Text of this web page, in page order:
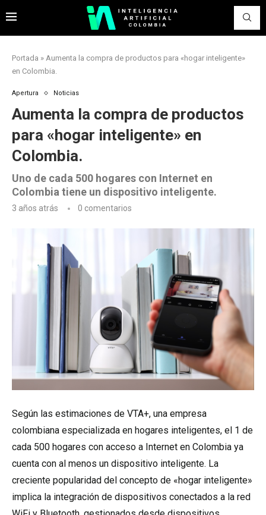
Portada » Aumenta la compra de productos para «hogar inteligente»
en Colombia.
Apertura Noticias
Aumenta la compra de productos
para «hogar inteligente» en
Colombia.
Uno de cada 500 hogares con Internet en
Colombia tiene un dispositivo inteligente.
3 años atrás 0 comentarios
Según las estimaciones de VTA+, una empresa
colombiana especializada en hogares inteligentes, el 1 de
cada 500 hogares con acceso a Internet en Colombia ya
cuenta con al menos un dispositivo inteligente. La
creciente popularidad del concepto de «hogar inteligente»
implica la integración de dispositivos conectados a la red